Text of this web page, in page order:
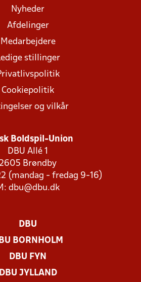
Nyheder
Afdelinger
Medarbejdere
stillinger
Cookiepolitik
og vilkår
Boldspil-Union
DBU Allé 1
2605 Brøndby
(mandag - fredag 9-16)
dbu@dbu.dk
DBU
BORNHOLM
DBU FYN
DBU JYLLAND